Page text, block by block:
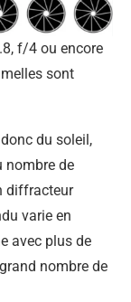
f/4 ou encore
sont
du soleil,
nombre de
diffracteur
varie en
avec plus de
nombre de